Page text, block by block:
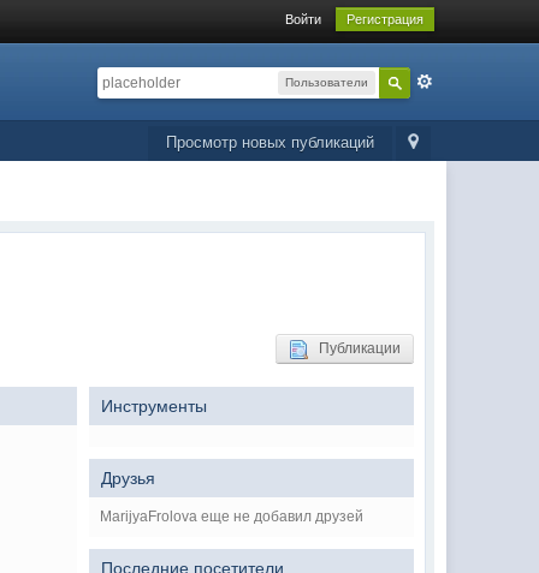
Войти Регистрация
Пользователи
Просмотр новых публикаций
Публикации
Инструменты
Друзья
MarijyaFrolova еще не добавил друзей
Последние посетители